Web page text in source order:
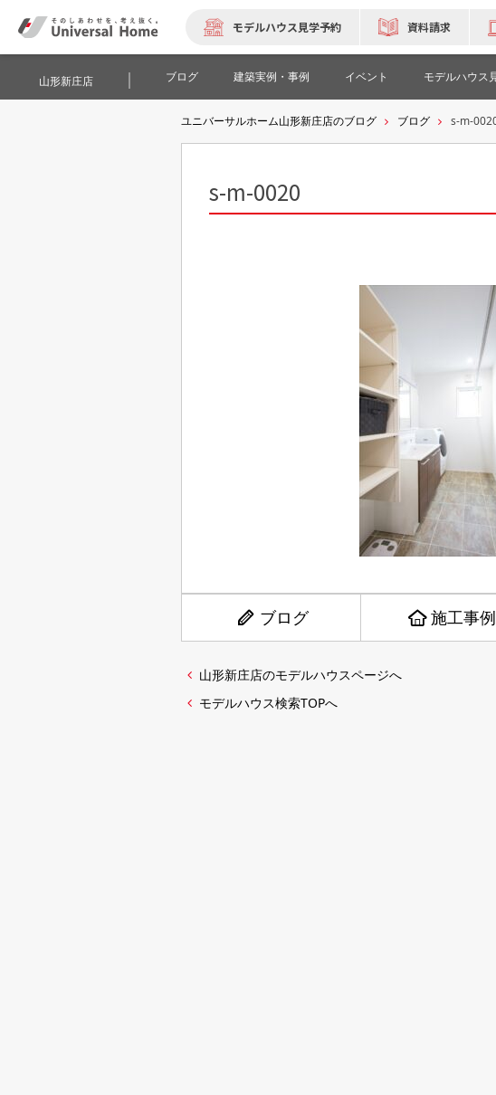
モデルハウス見学予約 資料請求
山形新庄店 ブログ 建築実例・事例 イベント モデルハウス
ユニバーサルホーム山形新庄店のブログ ブログ s-m-
s-m-0020
ブログ 施工事例
山形新庄店のモデルハウスページへ
モデルハウス検索TOPへ